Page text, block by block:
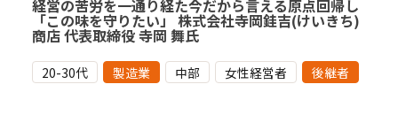
経営の苦労を一通り経た今だから言える原点回帰し
「この味を守りたい」 株式会社寺岡銈吉(けいきち)
商店 代表取締役 寺岡 舞氏
20-30代 製造業 中部 女性経営者 後継者